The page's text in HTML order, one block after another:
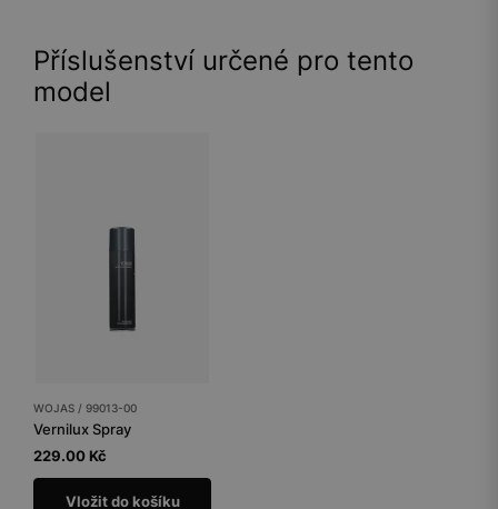
Příslušenství určené pro tento
model
WOJAS / 99013-00
Vernilux Spray
229.00 Kč
Vložit do košíku